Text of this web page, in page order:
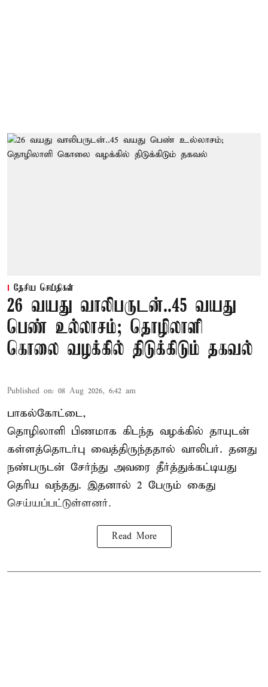
தேசிய செய்திகள்
26 வயது வாலிபருடன்..45 வயது
பெண் உல்லாசம்; தொழிலாளி
கொலை வழக்கில் திடுக்கிடும் தகவல்
Published on: 08 Aug 2026, 6:42 am
பாகல்கோட்டை,
தொழிலாளி பிணமாக கிடந்த வழக்கில் தாயுடன்
கள்ளத்தொடர்பு வைத்திருந்ததால் வாலிபர். தனது
நண்பருடன் சேர்ந்து அவரை தீர்த்துக்கட்டியது
தெரிய வந்தது. இதனால் 2 பேரும் கைது
செய்யப்பட்டுள்ளனர்.
Read More